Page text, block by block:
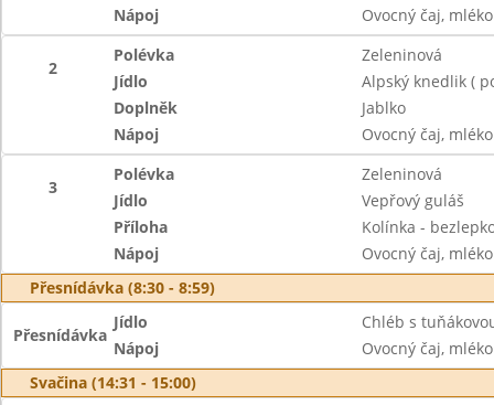
Nápoj
Ovocný čaj, mléko
2
Polévka
Zeleninová
Jídlo
Alpský knedlik (
Doplněk
Jablko
Nápoj
Ovocný čaj, mléko
3
Polévka
Zeleninová
Jídlo
Vepřový guláš
Příloha
Kolínka -
Nápoj
Ovocný čaj, mléko
Přesnídávka (8:30 - 8:59)
Přesnídávka
Jídlo
Chléb s
Nápoj
Ovocný čaj, mléko
Svačina (14:31 - 15:00)